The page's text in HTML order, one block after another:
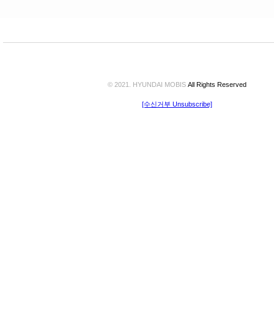
© 2021. HYUNDAI MOBIS All Rights Reserved
[수신거부 Unsubscribe]